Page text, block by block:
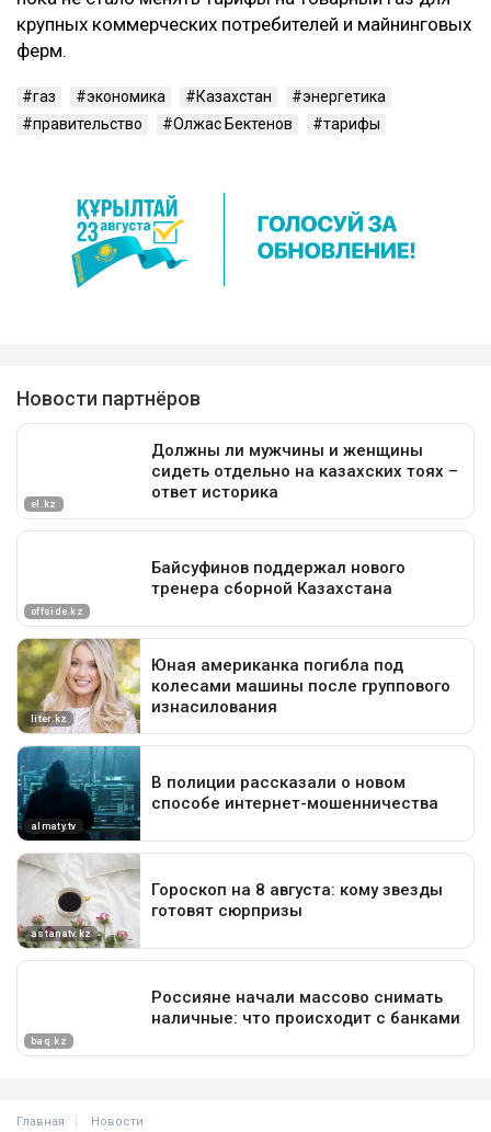
крупных коммерческих потребителей и майнинговых
ферм.
газ экономика Казахстан
энергетика
правительство
Олжас Бектенов тарифы
Главная Новости